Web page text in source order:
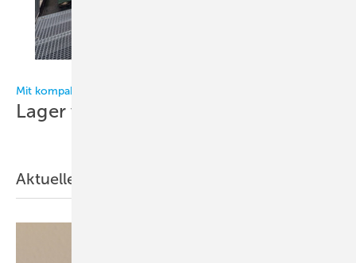
Mit kompakter Ammoniakkälteanlage modernisiert
Lager von Metro
Aktuelles aus der Branche